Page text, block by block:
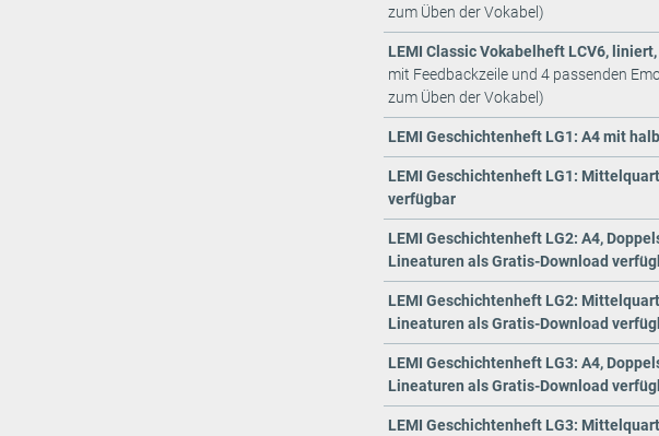
zum Üben der Vokabel)
LEMI Classic Vokabelheft LCV6,
mit Feedbackzeile und 4 passenden
zum Üben der Vokabel)
LEMI Geschichtenheft LG1: A4 mit
LEMI Geschichtenheft LG1:
verfügbar
LEMI Geschichtenheft LG2: A4,
Lineaturen als Gratis-Download
LEMI Geschichtenheft LG2:
Lineaturen als Gratis-Download
LEMI Geschichtenheft LG3: A4,
Lineaturen als Gratis-Download
LEMI Geschichtenheft LG3: